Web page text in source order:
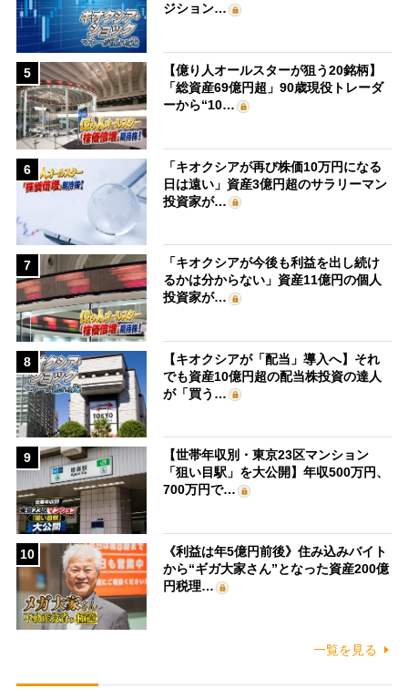
ジション…
5
【億り人オールスターが狙う20銘柄】
「総資産69億円超」90歳現役トレーダ
ーから“10…
6
「キオクシアが再び株価10万円になる
日は遠い」資産3億円超のサラリーマン
投資家が…
7
「キオクシアが今後も利益を出し続け
るかは分からない」資産11億円の個人
投資家が…
8
【キオクシアが「配当」導入へ】それ
でも資産10億円超の配当株投資の達人
が「買う…
9
【世帯年収別・東京23区マンション
「狙い目駅」を大公開】年収500万円、
700万円で…
10
《利益は年5億円前後》住み込みバイト
から“ギガ大家さん”となった資産200億
円税理…
一覧を見る